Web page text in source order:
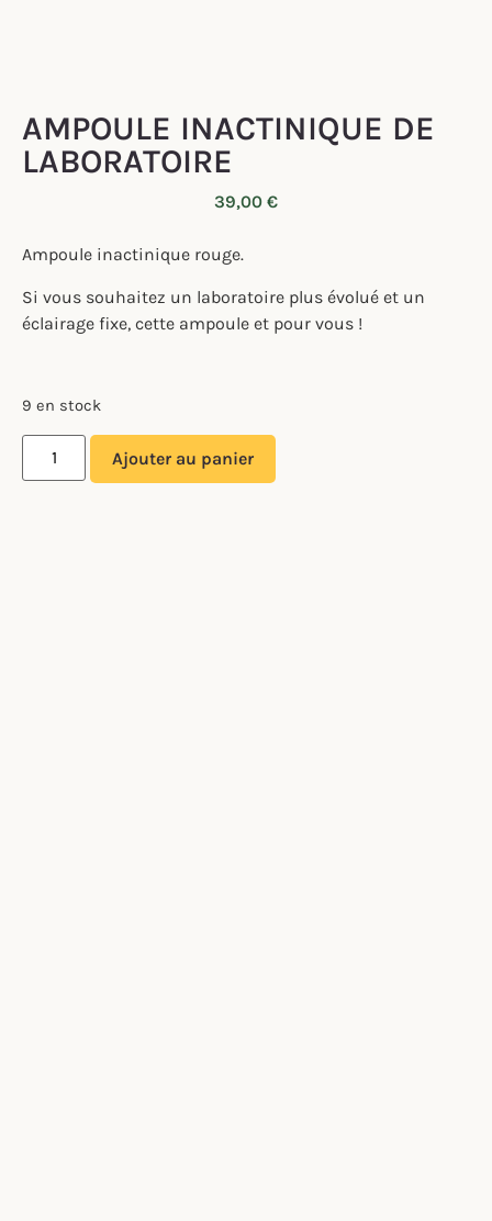
AMPOULE INACTINIQUE DE
LABORATOIRE
39,00 €
Ampoule inactinique rouge.
Si vous souhaitez un laboratoire plus évolué et un
éclairage fixe, cette ampoule et pour vous !
9 en stock
Ajouter au panier